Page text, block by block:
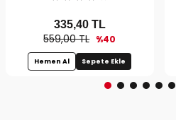
559,00 TL %40
335,40TL
Hemen Al Sepete Ekle